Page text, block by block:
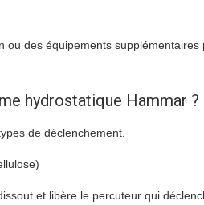
ou des équipements supplémentaires
hydrostatique Hammar ?
de déclenchement.
et libère le percuteur qui